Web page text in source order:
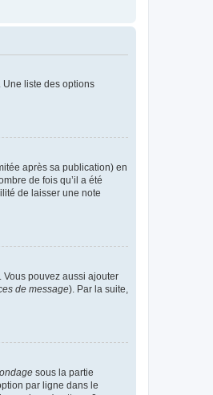
Une liste des options
après sa publication) en
de fois qu’il a été
de laisser une note
pouvez aussi ajouter
de message). Par la suite,
sous la partie
par ligne dans le